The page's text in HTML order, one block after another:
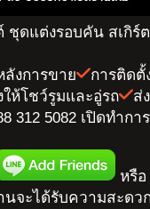
ชุดแต่งรอบคัน สเกิร์
ลังการขาย
การติดตั้
ห้โชว์รูมและอู่รถ
ส่
312 5082 เปิดทำก
หรือ
นจะได้รับความสะดว